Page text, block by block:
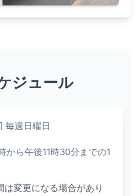
ジュール
毎週日曜日
から午後11時30分までの1
変更になる場合があり